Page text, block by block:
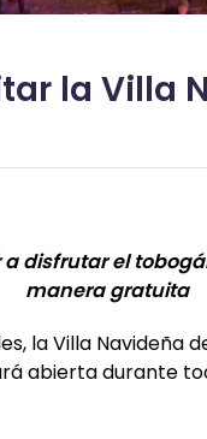
la Villa
disfrutar el
manera gratuita
la Villa Navideña
abierta durante